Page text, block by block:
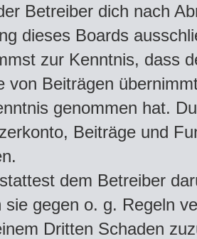
Betreiber dich nach
dieses Boards
zur Kenntnis, dass
von Beiträgen
genommen hat.
Beiträge und
dem Betreiber
sie gegen o. g. Regeln
Dritten Schaden